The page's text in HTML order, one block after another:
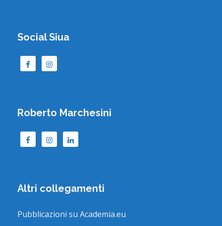
Social Siua
Roberto Marchesini
Altri collegamenti
Pubblicazioni su Academia.eu